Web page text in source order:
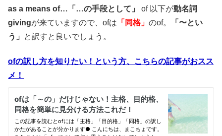
as a means of…「…の手段として」 of 以下が動名詞
givingが来ていますので、ofは 「同格」 のof。
「〜とい
う」
と訳すと良いでしょう。
ofの訳し方を知りたい！という方、こちらの記事がおスス
メ！